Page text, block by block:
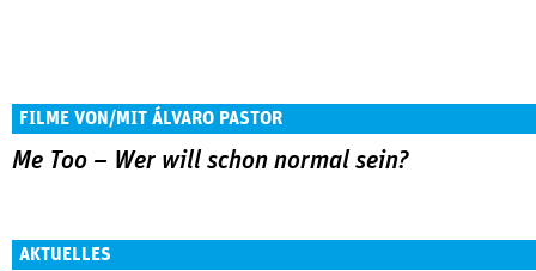
FILME VON/MIT ÁLVARO PASTOR
Me Too – Wer will schon normal sein?
AKTUELLES